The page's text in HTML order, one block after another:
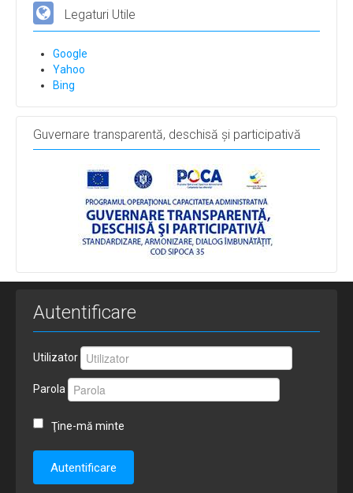
Legaturi Utile
Google
Yahoo
Bing
Guvernare transparentă, deschisă și participativă
Autentificare
Utilizator
Parola
Ţine-mă minte
Autentificare